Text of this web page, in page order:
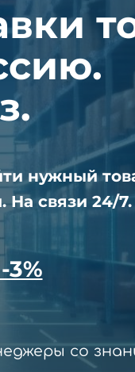
нужный
На связи 24/7.
со